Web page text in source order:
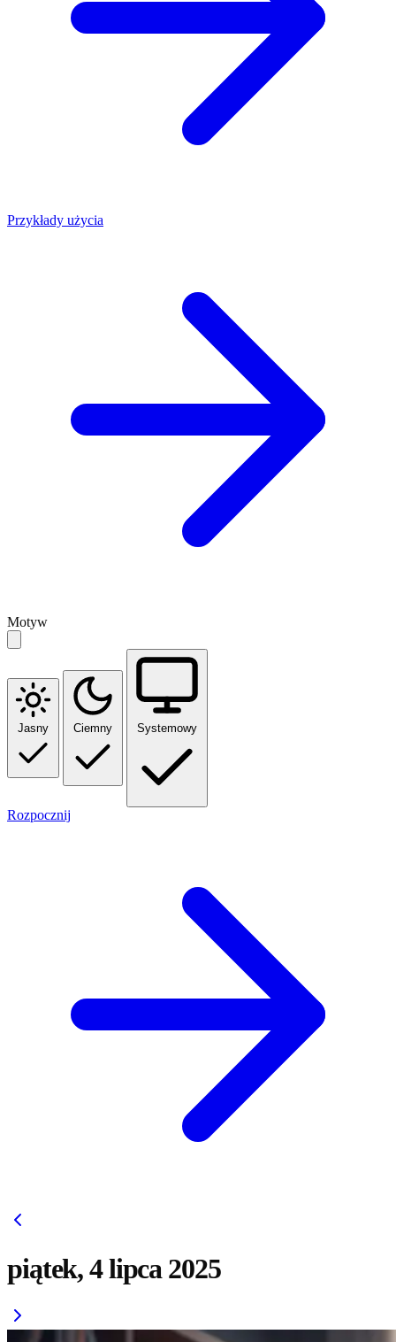
Przykłady użycia
Motyw
Jasny Ciemny Systemowy
Rozpocznij
piątek, 4 lipca 2025